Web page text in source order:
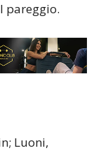
pareggio.
Luoni,